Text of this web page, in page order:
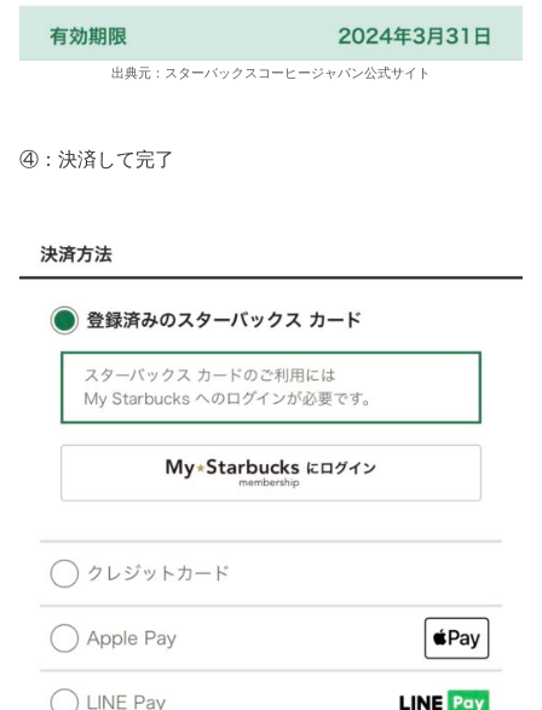
出典元：スターバックスコーヒージャパン公式サイト
④：決済して完了